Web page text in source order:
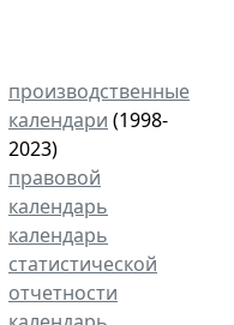
производственные
календари (1998-
2023)
правовой
календарь
календарь
статистической
отчетности